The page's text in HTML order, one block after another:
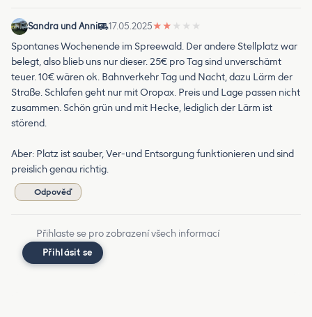
Sandra und Anni 17.05.2025★ ★ ★ ★ ★
Spontanes Wochenende im Spreewald. Der andere Stellplatz war
belegt, also blieb uns nur dieser. 25€ pro Tag sind unverschämt
teuer. 10€ wären ok. Bahnverkehr Tag und Nacht, dazu Lärm der
Straße. Schlafen geht nur mit Oropax. Preis und Lage passen nicht
zusammen. Schön grün und mit Hecke, lediglich der Lärm ist
störend.
Aber: Platz ist sauber, Ver-und Entsorgung funktionieren und sind
preislich genau richtig.
Odpověď
Přihlaste se pro zobrazení všech informací
Přihlásit se